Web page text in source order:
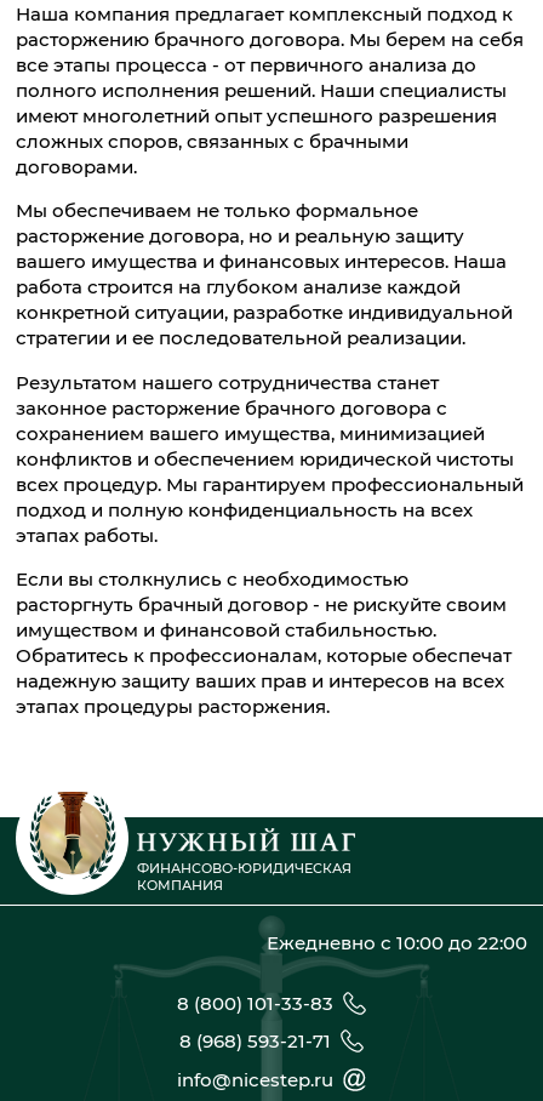
Наша компания предлагает комплексный подход к
расторжению брачного договора. Мы берем на себя
все этапы процесса - от первичного анализа до
полного исполнения решений. Наши специалисты
имеют многолетний опыт успешного разрешения
сложных споров, связанных с брачными
договорами.
Мы обеспечиваем не только формальное
расторжение договора, но и реальную защиту
вашего имущества и финансовых интересов. Наша
работа строится на глубоком анализе каждой
конкретной ситуации, разработке индивидуальной
стратегии и ее последовательной реализации.
Результатом нашего сотрудничества станет
законное расторжение брачного договора с
сохранением вашего имущества, минимизацией
конфликтов и обеспечением юридической чистоты
всех процедур. Мы гарантируем профессиональный
подход и полную конфиденциальность на всех
этапах работы.
Если вы столкнулись с необходимостью
расторгнуть брачный договор - не рискуйте своим
имуществом и финансовой стабильностью.
Обратитесь к профессионалам, которые обеспечат
надежную защиту ваших прав и интересов на всех
этапах процедуры расторжения.
ФИНАНСОВО-ЮРИДИЧЕСКАЯ
КОМПАНИЯ
Ежедневно с 10:00 до 22:00
8 (800) 101-33-83
8 (968) 593-21-71
info@nicestep.ru